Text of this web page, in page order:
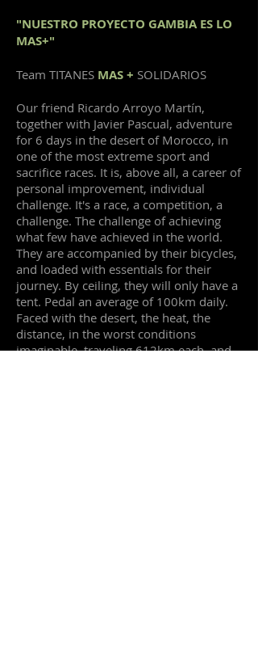
"NUESTRO PROYECTO GAMBIA ES LO
MAS+"
Team TITANES MAS + SOLIDARIOS
Our friend Ricardo Arroyo Martín,
together with Javier Pascual, adventure
for 6 days in the desert of Morocco, in
one of the most extreme sport and
sacrifice races. It is, above all, a career of
personal improvement, individual
challenge. It's a race, a competition, a
challenge. The challenge of achieving
what few have achieved in the world.
They are accompanied by their bicycles,
and loaded with essentials for their
journey. By ceiling, they will only have a
tent. Pedal an average of 100km daily.
Faced with the desert, the heat, the
distance, in the worst conditions
imaginable, traveling 612km each, and